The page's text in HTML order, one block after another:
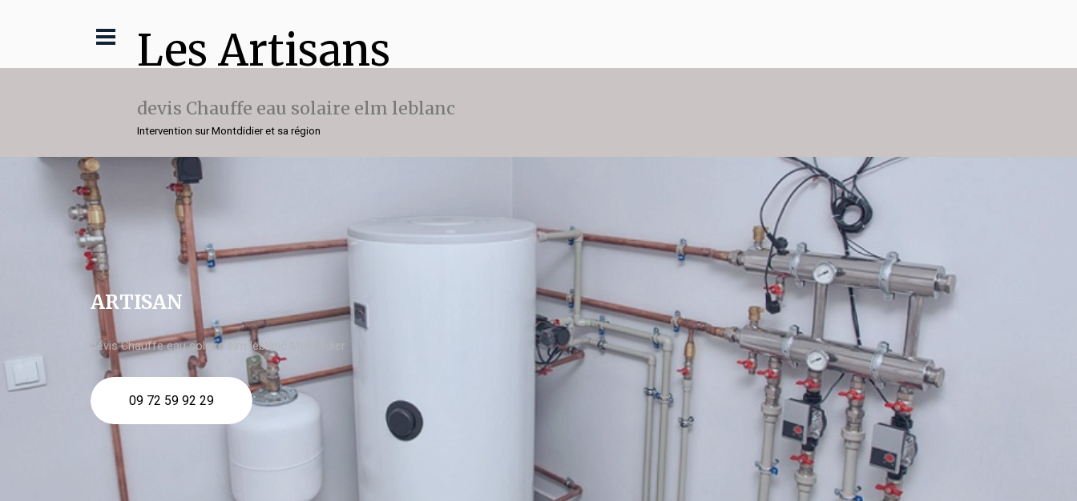
Les Artisans
devis Chauffe eau solaire elm leblanc
Intervention sur Montdidier et sa région
ARTISAN
devis Chauffe eau solaire elm leblanc Montdidier
09 72 59 92 29